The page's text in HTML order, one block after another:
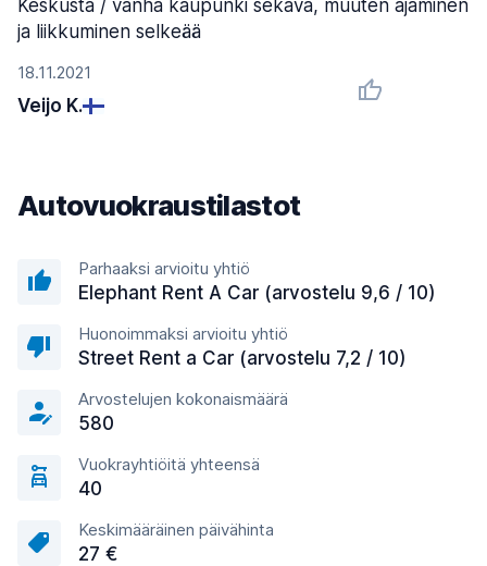
18.11.2021
Veijo K.
Keskusta / vanha kaupunki sekava, muuten ajaminen
ja liikkuminen selkeää
Autovuokraustilastot
Parhaaksi arvioitu yhtiö
Elephant Rent A Car (arvostelu 9,6 / 10)
Huonoimmaksi arvioitu yhtiö
Street Rent a Car (arvostelu 7,2 / 10)
Arvostelujen kokonaismäärä
580
Vuokrayhtiöitä yhteensä
40
Keskimääräinen päivähinta
27 €